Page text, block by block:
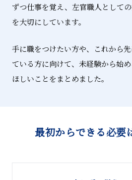
ずつ仕事を覚え、左官職人として
を大切にしています。
手に職をつけたい方や、これから
ている方に向けて、未経験から始
ほしいことをまとめました。
最初からできる必要